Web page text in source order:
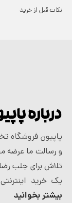
نکات قبل از خرید
درباره
پاپیون فروشگاه
و رسالت ما عرضه
تلاش برای جلب
یک خرید
بیشتر بخوانید